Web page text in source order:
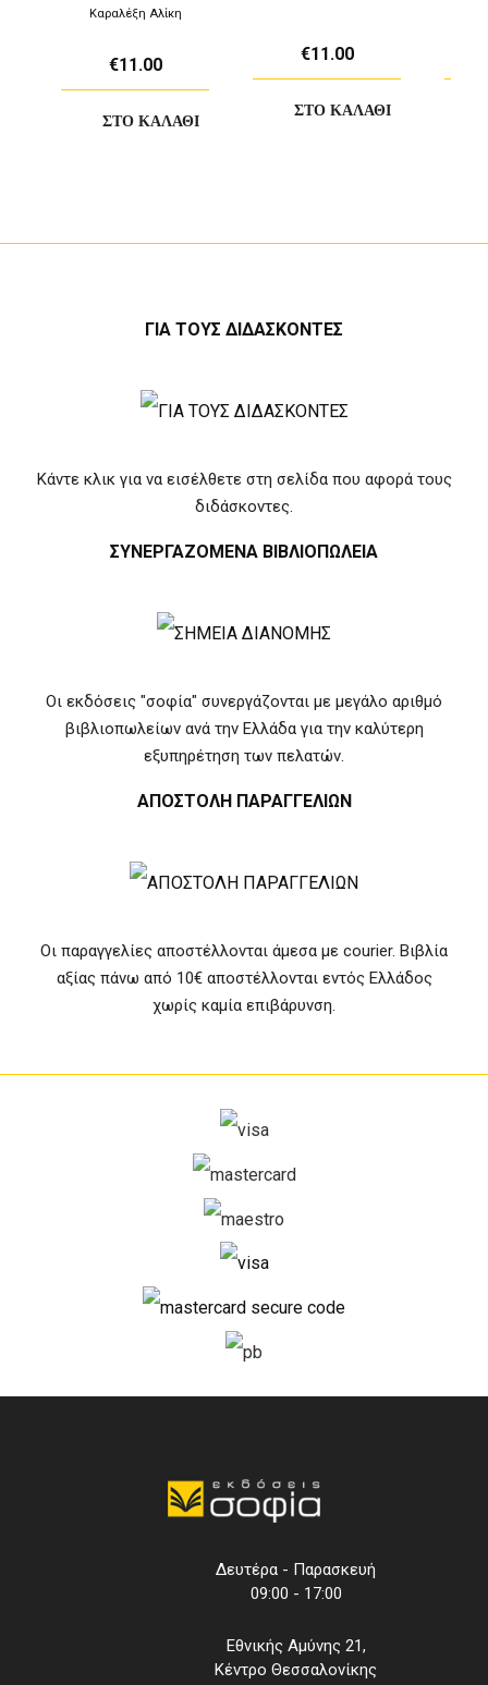
Καραλέξη Αλίκη
€11.00
€11.00
ΓΙΑ ΤΟΥΣ ΔΙΔΑΣΚΟΝΤΕΣ
Κάντε κλικ για να εισέλθετε στη σελίδα που αφορά τους
διδάσκοντες.
ΣΥΝΕΡΓΑΖΟΜΕΝΑ ΒΙΒΛΙΟΠΩΛΕΙΑ
Οι εκδόσεις "σοφία" συνεργάζονται με μεγάλο αριθμό
βιβλιοπωλείων ανά την Ελλάδα για την καλύτερη
εξυπηρέτηση των πελατών.
ΑΠΟΣΤΟΛΗ ΠΑΡΑΓΓΕΛΙΩΝ
Οι παραγγελίες αποστέλλονται άμεσα με courier. Βιβλία
αξίας πάνω από 10€ αποστέλλονται εντός Ελλάδος
χωρίς καμία επιβάρυνση.
Δευτέρα - Παρασκευή
09:00 - 17:00
Εθνικής Αμύνης 21,
Κέντρο Θεσσαλονίκης